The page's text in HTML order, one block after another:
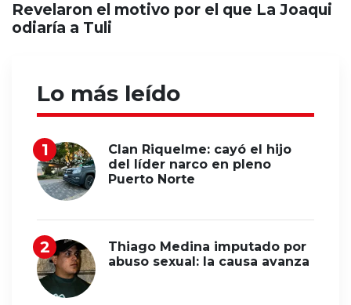
Revelaron el motivo por el que La Joaqui
odiaría a Tuli
Lo más leído
Clan Riquelme: cayó el hijo
del líder narco en pleno
Puerto Norte
Thiago Medina imputado por
abuso sexual: la causa avanza